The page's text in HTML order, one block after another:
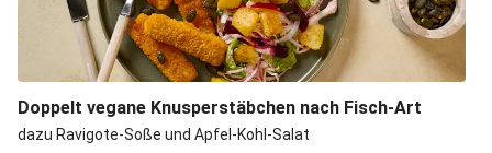
Doppelt vegane Knusperstäbchen nach Fisch-Art
dazu Ravigote-Soße und Apfel-Kohl-Salat